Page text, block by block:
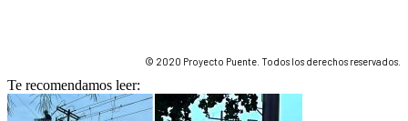
© 2020 Proyecto Puente. Todos los derechos reservados.
Te recomendamos leer: